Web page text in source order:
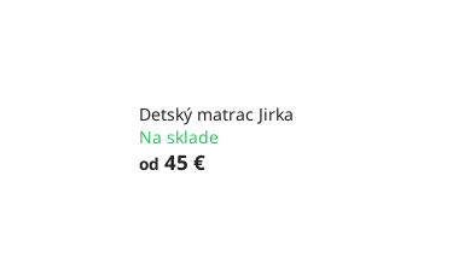
Detský matrac Jirka
Na sklade
od 45 €